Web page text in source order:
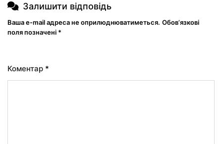
Залишити відповідь
Ваша e-mail адреса не оприлюднюватиметься. Обов’язкові
поля позначені *
Коментар *